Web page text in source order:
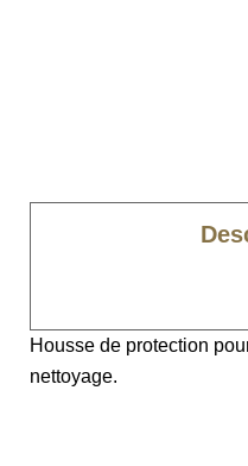
Housse de protection
nettoyage.